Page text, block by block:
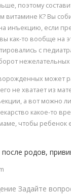
поэтому
витамине К? Вы
инъекцию, если
как-то вообще на
с
нежелательных
может
не хватает из
а вот можно
какое-то
чтобы ребенок
родов,
Задайте